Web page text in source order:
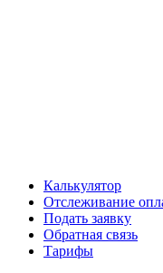
Калькулятор
Отслеживание
Подать заявку
Обратная связь
Тарифы